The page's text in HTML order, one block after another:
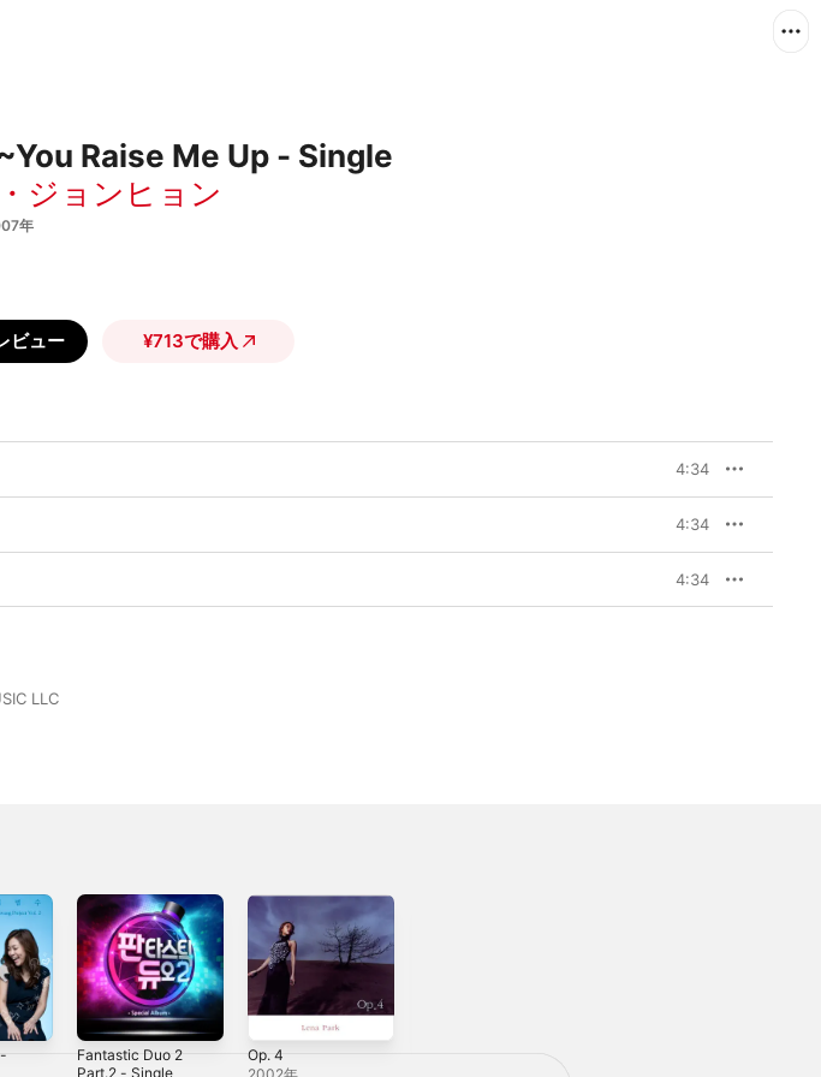
Raise Me Up - Single
ジョンヒョン
年
ビュー ¥713で購入
4:34
4:34
4:34
LLC
Fantastic Duo 2
Part.2 - Single
Op. 4